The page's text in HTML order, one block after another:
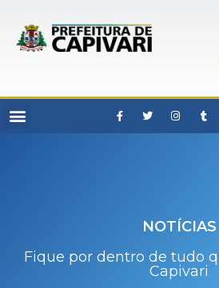
NOTÍCIAS
Fique por dentro de tudo
Capivari